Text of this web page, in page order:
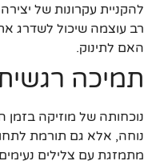
להקניית עקרונות של
רב עוצמה שיכול לשדרג
האם לתינוק.
תמיכה
נוכחותה של מוזיקה בזמן
נוחה, אלא גם תורמת
מתמזגת עם צלילים